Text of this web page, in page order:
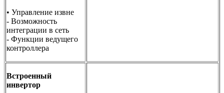
• Управление извне
- Возможность
интеграции в сеть
- Функции ведущего
контроллера
Встроенный
инвертор